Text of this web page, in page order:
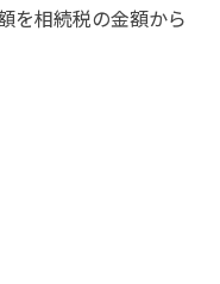
を相続税の金額から